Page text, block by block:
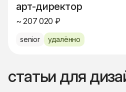
арт-директор
~ 207 020 ₽
senior удалённо
статьи для